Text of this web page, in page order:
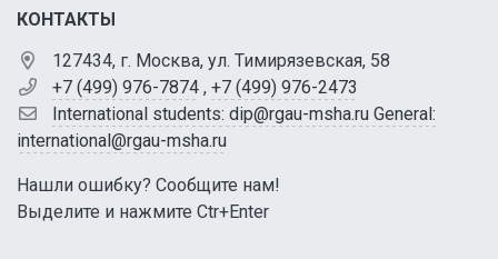
КОНТАКТЫ
127434, г. Москва, ул. Тимирязевская, 58
+7 (499) 976-7874 , +7 (499) 976-2473
International students: dip@rgau-msha.ru General:
international@rgau-msha.ru
Нашли ошибку? Сообщите нам!
Выделите и нажмите Ctr+Enter